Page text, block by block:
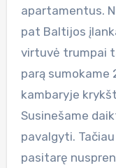
apartamentus.
pat Baltijos
virtuvė trumpai
parą sumokame
kambaryje
Susinešame
pavalgyti.
pasitarę